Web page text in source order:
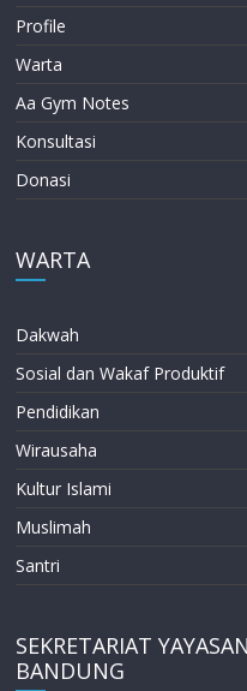
Profile
Warta
Aa Gym Notes
Konsultasi
Donasi
WARTA
Dakwah
Sosial dan Wakaf Produktif
Pendidikan
Wirausaha
Kultur Islami
Muslimah
Santri
SEKRETARIAT
BANDUNG